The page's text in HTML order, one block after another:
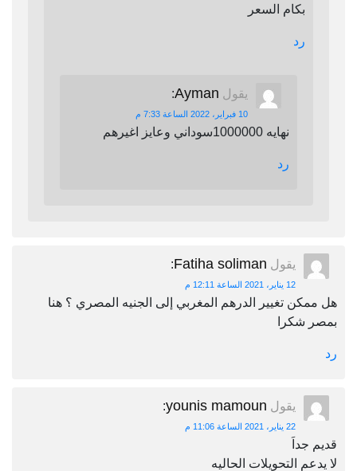
بكام السعر
رد
يقول Ayman
:
10 فبراير، 2022 الساعة 7:33 م
نهايه 1000000سوداني وعايز اغيرهم
رد
يقول Fatiha soliman
:
12 يناير، 2021 الساعة 12:11 م
هل ممكن تغيير الدرهم المغربي إلى الجنيه المصري ؟ هنا
بمصر شكرا
رد
يقول younis mamoun
:
22 يناير، 2021 الساعة 11:06 م
قديم جداَ
لا يدعم التحويلات الحاليه